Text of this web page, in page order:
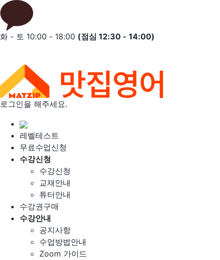
Skip
to
content
화 - 토 10:00 - 18:00 (점심 12:30 - 14:00)
로그인을 해주세요.
레벨테스트
무료수업신청
수강신청
수강신청
교재안내
튜터안내
수강권구매
수강안내
공지사항
수업방법안내
Zoom 가이드